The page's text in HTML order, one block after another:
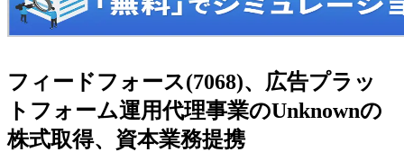
フィードフォース(7068)、広告プラッ
トフォーム運用代理事業のUnknownの
株式取得、資本業務提携